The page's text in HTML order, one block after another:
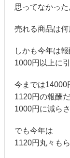
思ってなかった
売れる商品は何
しかも今年は
1000円以上に
今までは14000
1120円の報酬
1000円に減ら
でも今年は
1120円丸々も